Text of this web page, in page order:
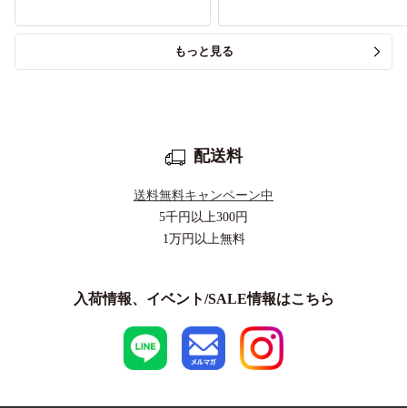
もっと見る
配送料
送料無料キャンペーン中
5千円以上300円
1万円以上無料
入荷情報、イベント/SALE情報はこちら